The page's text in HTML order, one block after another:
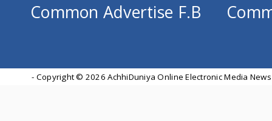
Common Advertise F.B
- Copyright © 2026 AchhiDuniya Online Electronic Media